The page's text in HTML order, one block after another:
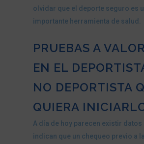
olvidar que el deporte seguro es
importante herramienta de salud.
PRUEBAS A
EN EL
NO DEPORTISTA
QUIERA
A día de hoy parecen existir datos
indican que un chequeo previo a